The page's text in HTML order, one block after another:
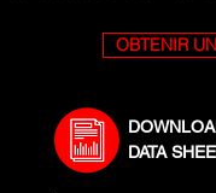
OBTENIR
DATA